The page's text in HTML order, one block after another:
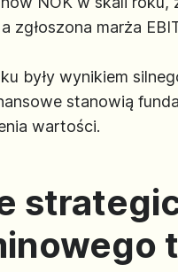
zgłoszona marża
były wynikiem
stanowią
wartości.